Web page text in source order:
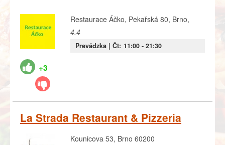
+3
Restaurace Áčko, Pekařská 80, Brno,
4.4
Prevádzka | Čt: 11:00- 21:30
La Strada Restaurant & Pizzeria
Kounicova 53, Brno 60200